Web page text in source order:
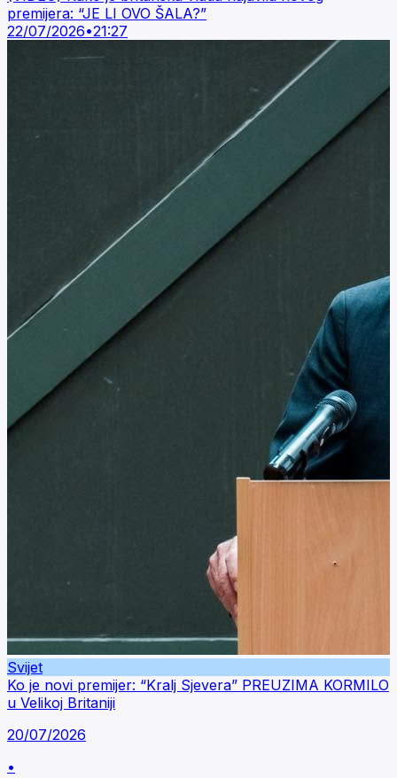
premijera: “JE LI OVO ŠALA?”
22/07/2026•21:27
Svijet
Ko je novi premijer: “Kralj Sjevera” PREUZIMA KORMILO
u Velikoj Britaniji
20/07/2026
•